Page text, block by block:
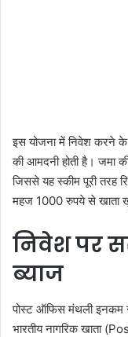
इस योजना में निवेश करने
की आमदनी होती है। जमा
जिससे यह स्कीम पूरी तरह
महज 1000 रुपये से खाता
निवेश पर
ब्याज
पोस्ट ऑफिस मंथली इनकम
भारतीय नागरिक खाता